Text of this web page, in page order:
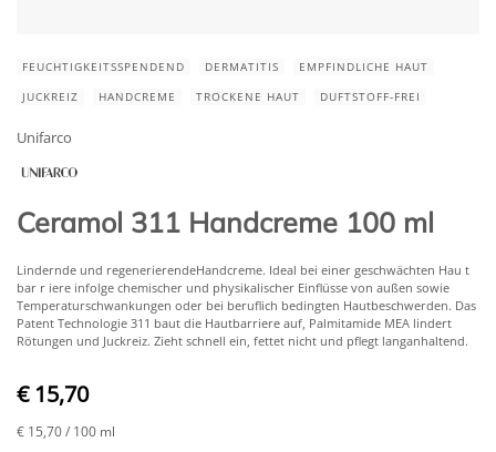
FEUCHTIGKEITSSPENDEND DERMATITIS
EMPFINDLICHE HAUT
JUCKREIZ
HANDCREME TROCKENE HAUT DUFTSTOFF-FREI
Unifarco
Ceramol 311 Handcreme 100 ml
Lindernde und regenerierendeHandcreme. Ideal bei einer geschwächten Hau t
bar r iere infolge chemischer und physikalischer Einflüsse von außen sowie
Temperaturschwankungen oder bei beruflich bedingten Hautbeschwerden. Das
Patent Technologie 311 baut die Hautbarriere auf, Palmitamide MEA lindert
Rötungen und Juckreiz. Zieht schnell ein, fettet nicht und pflegt langanhaltend.
€ 15,70
€ 15,70/ 100 ml